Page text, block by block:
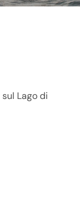
Lago di